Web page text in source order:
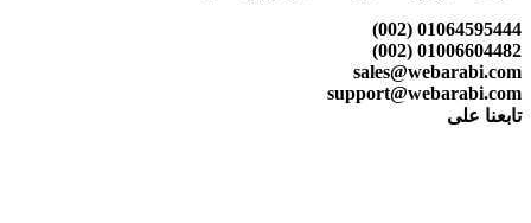
01064595444 (002)
01006604482 (002)
sales@webarabi.com
support@webarabi.com
تابعنا على